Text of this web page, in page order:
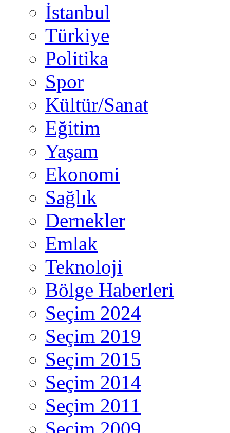
İstanbul
Türkiye
Politika
Spor
Kültür/Sanat
Eğitim
Yaşam
Ekonomi
Sağlık
Dernekler
Emlak
Teknoloji
Bölge Haberleri
Seçim 2024
Seçim 2019
Seçim 2015
Seçim 2014
Seçim 2011
Seçim 2009